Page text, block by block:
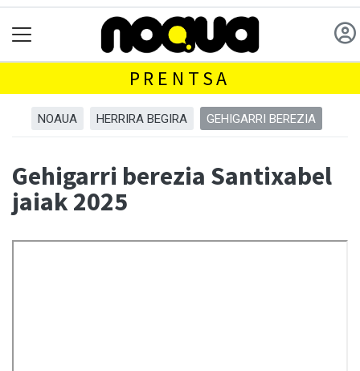
PRENTSA
NOAUA HERRIRA BEGIRA GEHIGARRI BEREZIA
Gehigarri berezia Santixabel
jaiak 2025